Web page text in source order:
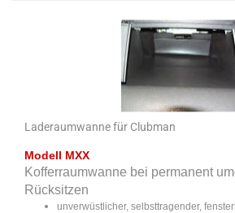
Laderaumwanne für Clubman
Modell MXX
Kofferraumwanne bei permanent
Rücksitzen
unverwüstlicher, selbsttragender,